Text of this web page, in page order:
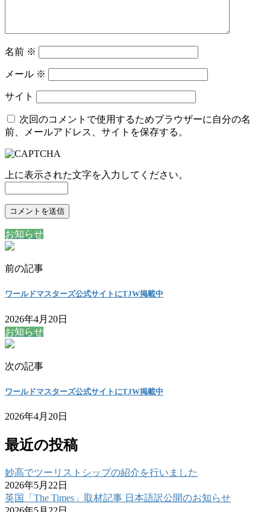
名前 ※
メール ※
サイト
次回のコメントで使用するためブラウザーに自分の名
前、メールアドレス、サイトを保存する。
上に表示された文字を入力してください。
お知らせ
前の記事
ワールドマスターズ公式サイトにTJW掲載中
2026年4月20日
お知らせ
次の記事
ワールドマスターズ公式サイトにTJW掲載中
2026年4月20日
最近の投稿
妙高でツーリストシップの紹介を行いました
2026年5月22日
英国「The Times」取材記事 日本語訳公開のお知らせ